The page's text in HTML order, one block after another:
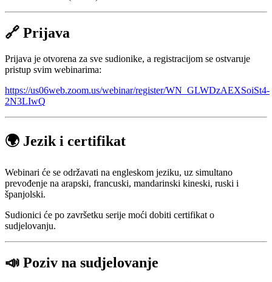
🔗 Prijava
Prijava je otvorena za sve sudionike, a registracijom se ostvaruje
pristup svim webinarima:
https://us06web.zoom.us/webinar/register/WN_GLWDzAEXSoiSt4-
2N3LIwQ
🌍 Jezik i certifikat
Webinari će se održavati na engleskom jeziku, uz simultano
prevođenje na arapski, francuski, mandarinski kineski, ruski i
španjolski.
Sudionici će po završetku serije moći dobiti certifikat o
sudjelovanju.
📣 Poziv na sudjelovanje